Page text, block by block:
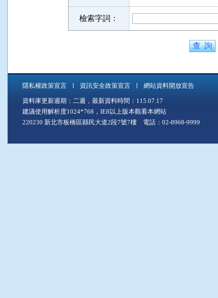
檢索字詞：
隱私權政策宣言 資訊安全政策宣言 網站資料開放宣告
資料庫更新週期：二週，最新資料時間：115.07.17
建議使用解析度1024*768，IE8以上版本觀看本網站
220230 新北市板橋區縣民大道2段7號7樓 電話：02-8968-9999